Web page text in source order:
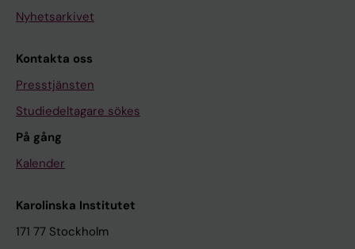
Nyhetsarkivet
Kontakta oss
Presstjänsten
Studiedeltagare sökes
På gång
Kalender
Karolinska Institutet
171 77 Stockholm